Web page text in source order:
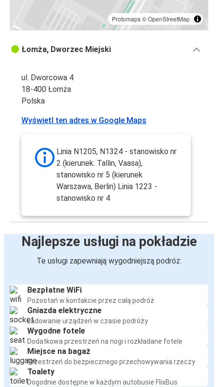
Protomaps©OpenStreetMap
Łomża, Dworzec Miejski
ul. Dworcowa 4
18-400 Łomża
Polska
Wyświetl ten adres w Google Maps
Linia N1205, N1324 - stanowisko nr
2 (kierunek: Tallin, Vaasa),
stanowisko nr 5 (kierunek
Warszawa, Berlin) Linia 1223 -
stanowisko nr 4
Najlepsze usługi na pokładzie
Te usługi zapewniają wygodniejszą podróż:
Bezpłatne WiFi
Pozostań w kontakcie przez całą podróż
Gniazda elektryczne
Ładowanie urządzeń w czasie podróży
Wygodne fotele
Dodatkowa przestrzeń na nogi i rozkładane fotele
Miejsce na bagaż
Przestrzeń do bezpiecznego przechowywania rzeczy
Toalety
Dogodnie dostępne w każdym autobusie FlixBus